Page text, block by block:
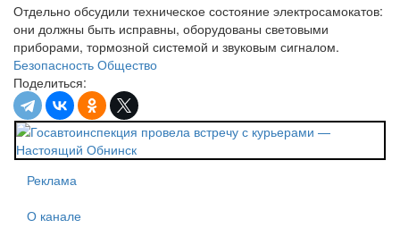
Отдельно обсудили техническое состояние электросамокатов:
они должны быть исправны, оборудованы световыми
приборами, тормозной системой и звуковым сигналом.
Безопасность Общество
Поделиться:
Реклама
О канале